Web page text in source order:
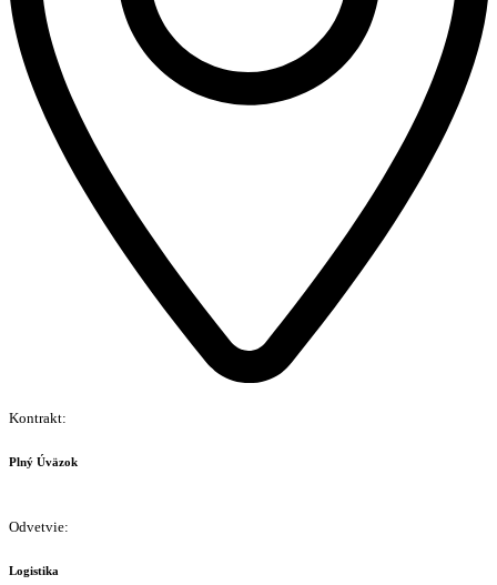
Kontrakt:
Plný Úväzok
Odvetvie:
Logistika